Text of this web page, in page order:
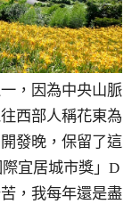
，因為中央山脈
西部人稱花東為
發晚，保留了這
宜居城市獎」D
，我每年還是盡